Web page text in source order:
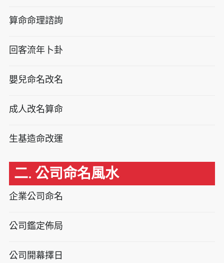
算命命理諮詢
回客流年卜卦
嬰兒命名改名
成人改名算命
生基造命改運
二. 公司命名風水
企業公司命名
公司鑑定佈局
公司開幕擇日